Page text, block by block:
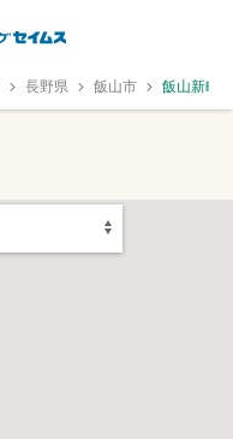
長野県 飯山市 飯山新町